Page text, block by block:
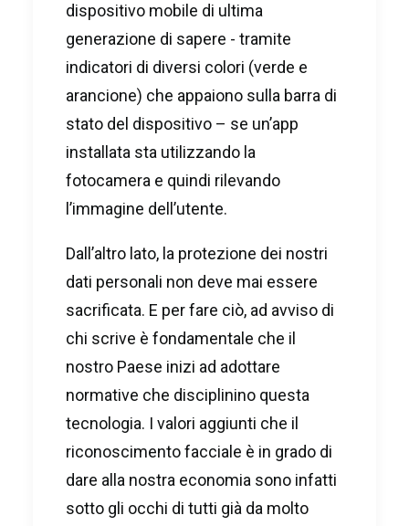
dispositivo mobile di ultima
generazione di sapere - tramite
indicatori di diversi colori (verde e
arancione) che appaiono sulla barra di
stato ­del dispositivo – se un’app
installata sta utilizzando la
fotocamera e quindi rilevando
l’immagine dell’utente.
Dall’altro lato, la protezione dei nostri
dati personali non deve mai essere
sacrificata. E per fare ciò, ad avviso di
chi scrive è fondamentale che il
nostro Paese inizi ad adottare
normative che disciplinino questa
tecnologia. I valori aggiunti che il
riconoscimento facciale è in grado di
dare alla nostra economia sono infatti
sotto gli occhi di tutti già da molto